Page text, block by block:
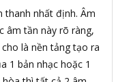
thanh nhất định. Âm
âm tần này rõ ràng,
là nền tảng tạo ra
1 bản nhạc hoặc 1